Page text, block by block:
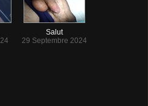
Salut
29 Septembre 2024